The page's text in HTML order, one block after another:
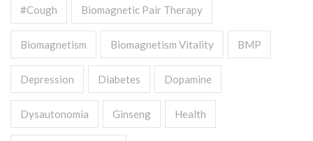
#cough Biomagnetic Pair Therapy
Biomagnetism Biomagnetism Vitality BMP
Depression Diabetes Dopamine
Dysautonomia Ginseng Health